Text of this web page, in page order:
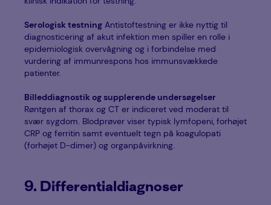
Serologisk testning Antistoftestning er ikke nyttig til
diagnosticering af akut infektion men spiller en rolle i
epidemiologisk overvågning og i forbindelse med
vurdering af immunrespons hos immunsvækkede
patienter.
Billeddiagnostik og supplerende undersøgelser
Røntgen af thorax og CT er indiceret ved moderat til
svær sygdom. Blodprøver viser typisk lymfopeni, forhøjet
CRP og ferritin samt eventuelt tegn på koagulopati
(forhøjet D-dimer) og organpåvirkning.
9. Differentialdiagnoser